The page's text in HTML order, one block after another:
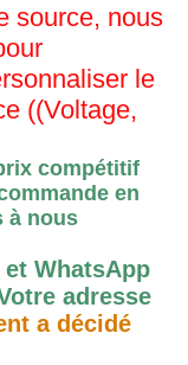
source, nous
le
((Voltage,
compétitif
en
à nous
WhatsApp
adresse
a décidé